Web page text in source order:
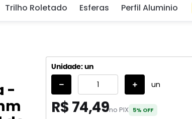
Trilho Roletado Esferas Perfil Aluminio
-
Unidade: un
un
R$ 74,49no PIX 5% OFF